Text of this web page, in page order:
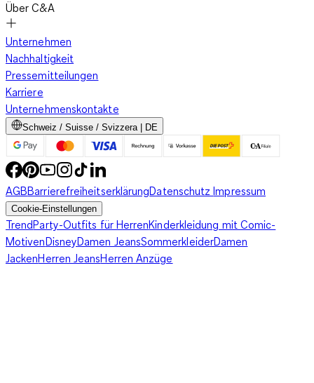
Über C&A
Unternehmen
Nachhaltigkeit
Pressemitteilungen
Karriere
Unternehmenskontakte
Schweiz / Suisse / Svizzera | DE
AGBBarrierefreiheitserklärungDatenschutzImpressum
Cookie-Einstellungen
TrendParty-Outfits für HerrenKinderkleidung mit Comic-
MotivenDisneyDamen JeansSommerkleiderDamen
JackenHerren JeansHerren Anzüge